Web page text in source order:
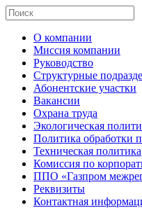
О компании
Миссия компании
Руководство
Структурные
Абонентские участки
Вакансии
Охрана труда
Экологическая
Политика обработки
Техническая политика
Комиссия по
ППО «Газпром
Реквизиты
Контактная